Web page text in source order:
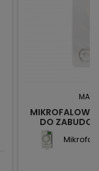
MIKROFALOWY
DO